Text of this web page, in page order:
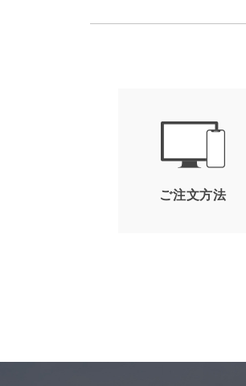
ご注文方法